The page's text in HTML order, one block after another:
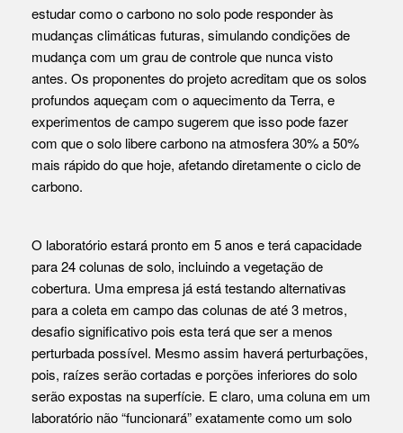
estudar como o carbono no solo pode responder às
mudanças climáticas futuras, simulando condições de
mudança com um grau de controle que nunca visto
antes. Os proponentes do projeto acreditam que os solos
profundos aqueçam com o aquecimento da Terra, e
experimentos de campo sugerem que isso pode fazer
com que o solo libere carbono na atmosfera 30% a 50%
mais rápido do que hoje, afetando diretamente o ciclo de
carbono.
O laboratório estará pronto em 5 anos e terá capacidade
para 24 colunas de solo, incluindo a vegetação de
cobertura. Uma empresa já está testando alternativas
para a coleta em campo das colunas de até 3 metros,
desafio significativo pois esta terá que ser a menos
perturbada possível. Mesmo assim haverá perturbações,
pois, raízes serão cortadas e porções inferiores do solo
serão expostas na superfície. E claro, uma coluna em um
laboratório não “funcionará” exatamente como um solo